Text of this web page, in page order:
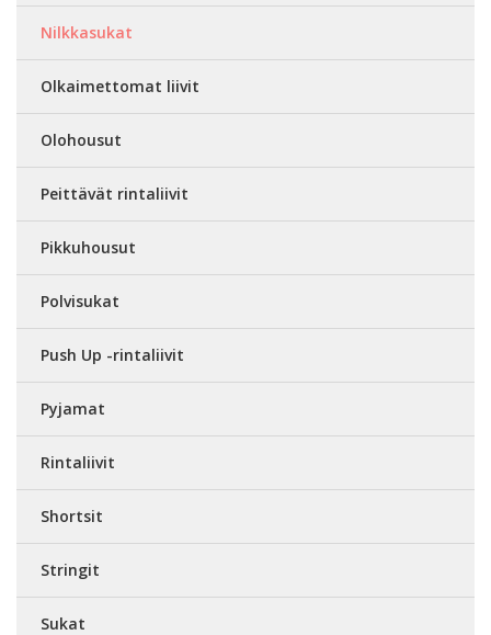
Nilkkasukat
Olkaimettomat liivit
Olohousut
Peittävät rintaliivit
Pikkuhousut
Polvisukat
Push Up -rintaliivit
Pyjamat
Rintaliivit
Shortsit
Stringit
Sukat